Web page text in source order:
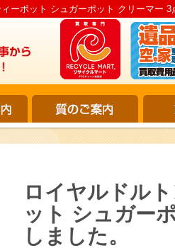
ーポット シュガーポット クリーマー
ロイヤルドル
ット シュガー
しました。